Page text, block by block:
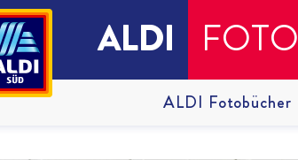
ALDI FOTO
ALDI Fotobücher